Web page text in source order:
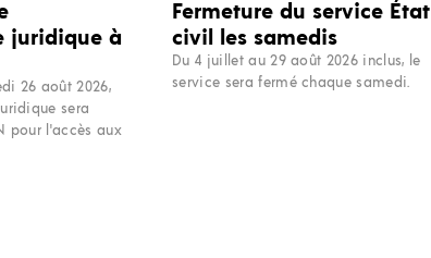
juridique à
26 août 2026,
sera
pour l'accès aux
Fermeture du service État
civil les samedis
Du 4 juillet au 29 août 2026 inclus, le
service sera fermé chaque samedi.